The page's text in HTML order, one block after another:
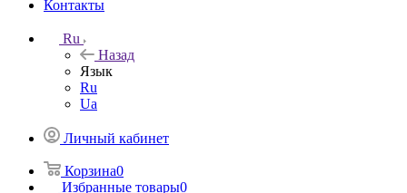
Контакты
Ru
Назад
Язык
Ru
Ua
Личный кабинет
Корзина0
Избранные товары0